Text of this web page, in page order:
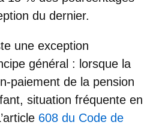
du dernier.
une exception
général : lorsque la
paiement de la pension
, situation fréquente en
608 du Code de